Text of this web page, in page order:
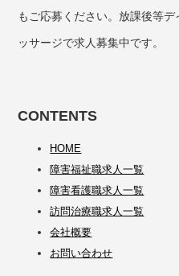
もご応募ください。放課後等
ッサージで求人募集中です。
CONTENTS
HOME
障害福祉職求人一覧
障害看護職求人一覧
訪問治療職求人一覧
会社概要
お問い合わせ